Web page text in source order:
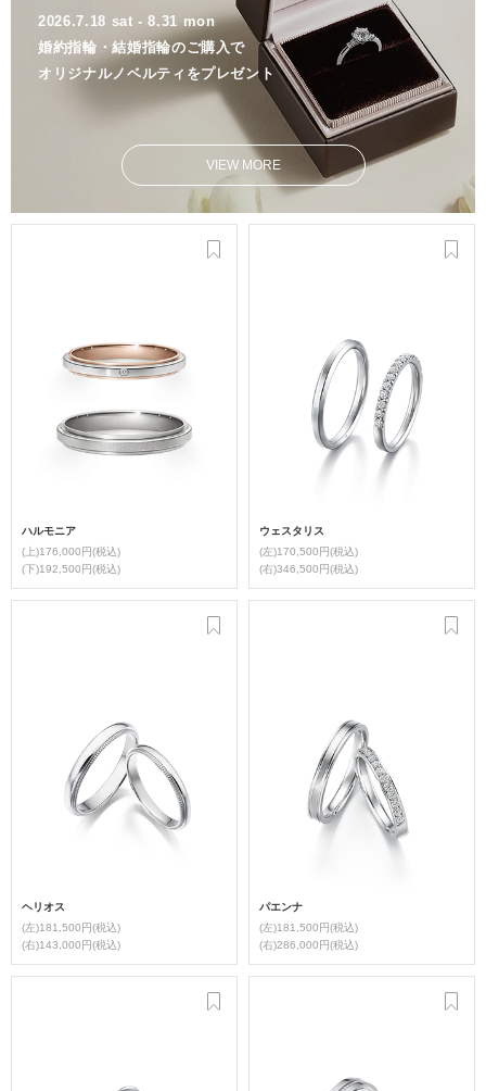
VIEW MORE
2026.7.18 sat - 8.31 mon
婚約指輪・結婚指輪のご購入で
オリジナルノベルティをプレゼント
ハルモニア
(上)176,000円(税込)
(下)192,500円(税込)
ウェスタリス
(左)170,500円(税込)
(右)346,500円(税込)
ヘリオス
(左)181,500円(税込)
(右)143,000円(税込)
パエンナ
(左)181,500円(税込)
(右)286,000円(税込)